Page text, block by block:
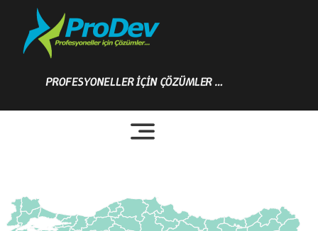
content
PROFESYONELLER İÇİN ÇÖZÜMLER …